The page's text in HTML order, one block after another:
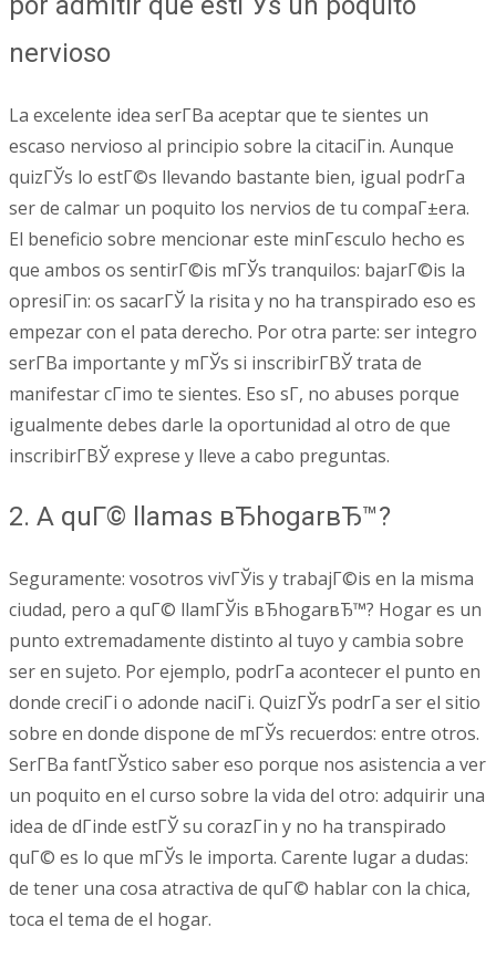
nervioso
La excelente idea serГ­В­a aceptar que te sientes un
escaso nervioso al principio sobre la citaciГіn. Aunque
quizГЎs lo estГ©s llevando bastante bien, igual podrГ­a
ser de calmar un poquito los nervios de tu compaГ±era.
El beneficio sobre mencionar este minГєsculo hecho es
que ambos os sentirГ©is mГЎs tranquilos: bajarГ©is la
opresiГіn: os sacarГЎ la risita y no ha transpirado eso es
empezar con el pata derecho. Por otra parte: ser integro
serГ­В­a importante y mГЎs si inscribirГ­ВЎ trata de
manifestar cГіmo te sientes. Eso sГ­, no abuses porque
igualmente debes darle la oportunidad al otro de que
inscribirГ­ВЎ exprese y lleve a cabo preguntas.
2. A quГ© llamas вЂhogarвЂ™?
Seguramente: vosotros vivГЎis y trabajГ©is en la misma
ciudad, pero a quГ© llamГЎis вЂhogarвЂ™? Hogar es un
punto extremadamente distinto al tuyo y cambia sobre
ser en sujeto. Por ejemplo, podrГ­a acontecer el punto en
donde creciГі o adonde naciГі. QuizГЎs podrГ­a ser el sitio
sobre en donde dispone de mГЎs recuerdos: entre otros.
SerГ­В­a fantГЎstico saber eso porque nos asistencia a ver
un poquito en el curso sobre la vida del otro: adquirir una
idea de dГіnde estГЎ su corazГіn y no ha transpirado
quГ© es lo que mГЎs le importa. Carente lugar a dudas:
de tener una cosa atractiva de quГ© hablar con la chica,
toca el tema de el hogar.